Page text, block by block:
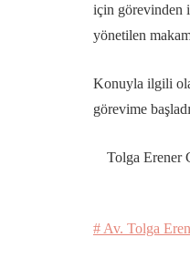
için görevinden
yönetilen
Konuyla ilgili
görevime
Tolga Erener
# Av. Tolga